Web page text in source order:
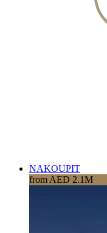
NAKOUPIT
from AED 2.1M